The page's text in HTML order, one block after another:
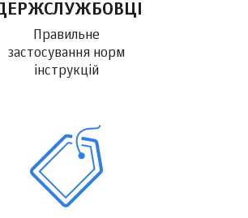
Правильне
застосування норм
інструкцій